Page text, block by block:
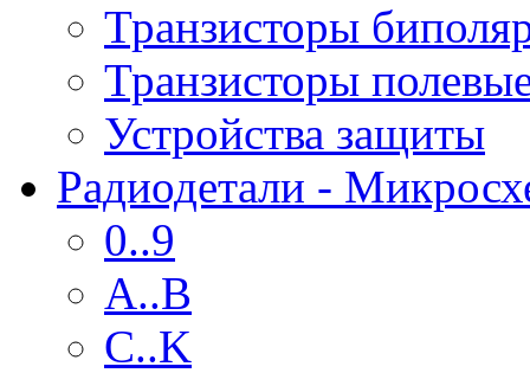
Транзисторы
Транзисторы
Устройства защиты
Радиодетали -
0..9
A..B
C..K